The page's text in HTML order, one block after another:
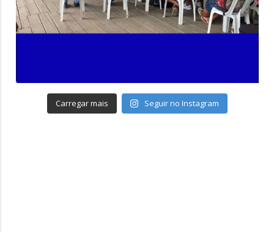
Carregar mais Seguir no Instagram